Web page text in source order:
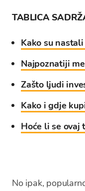
TABLICA
Kako su
Najpoznatiji
Zašto ljudi
Kako i gdje
Hoće li se ovaj
No ipak,